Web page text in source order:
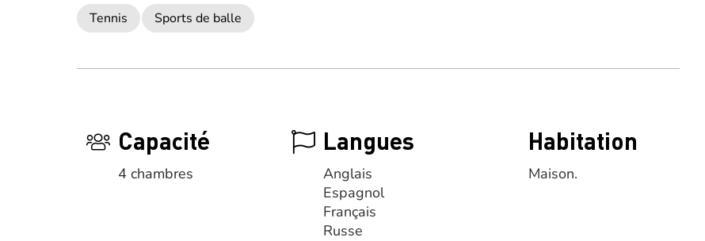
Tennis Sports de balle
Capacité
4 chambres
Langues
Anglais
Espagnol
Français
Russe
Habitation
Maison.